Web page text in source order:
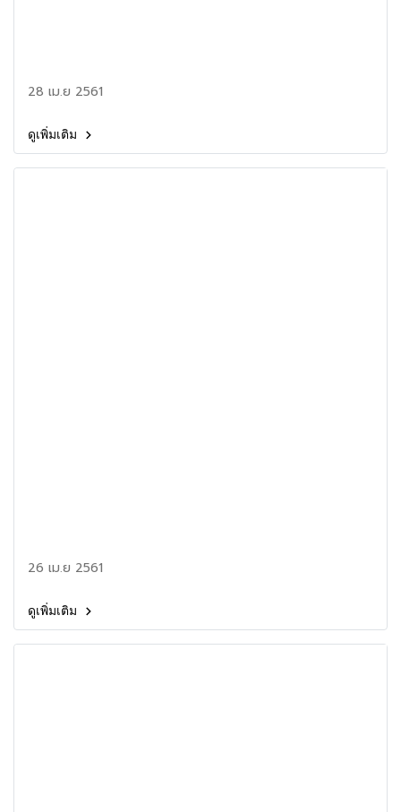
28 เม.ย 2561
ดูเพิ่มเติม
26 เม.ย 2561
ดูเพิ่มเติม